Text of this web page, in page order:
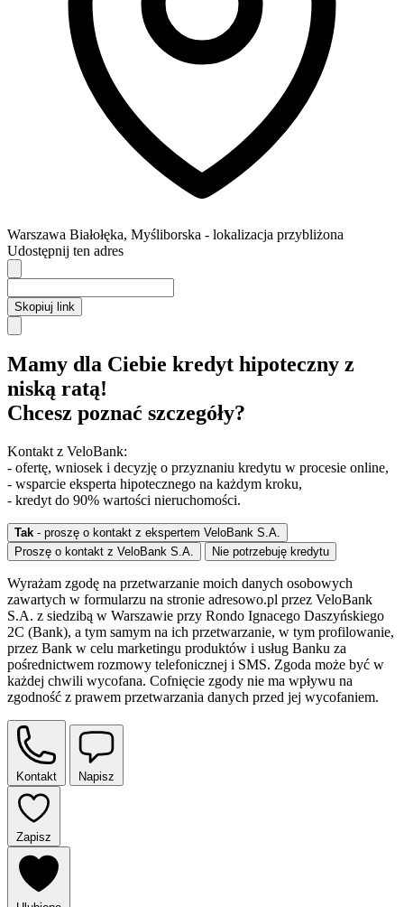
Warszawa Białołęka, Myśliborska - lokalizacja przybliżona
Udostępnij ten adres
Skopiuj link
Mamy dla Ciebie kredyt hipoteczny z
niską ratą!
Chcesz poznać szczegóły?
Kontakt z VeloBank:
- ofertę, wniosek i decyzję o przyznaniu kredytu w procesie online,
- wsparcie eksperta hipotecznego na każdym kroku,
- kredyt do 90% wartości nieruchomości.
Tak - proszę o kontakt z ekspertem VeloBank S.A.
Proszę o kontakt z VeloBank S.A.
Nie potrzebuję kredytu
Wyrażam zgodę na przetwarzanie moich danych osobowych
zawartych w formularzu na stronie adresowo.pl przez VeloBank
S.A. z siedzibą w Warszawie przy Rondo Ignacego Daszyńskiego
2C (Bank), a tym samym na ich przetwarzanie, w tym profilowanie,
przez Bank w celu marketingu produktów i usług Banku za
pośrednictwem rozmowy telefonicznej i SMS. Zgoda może być w
każdej chwili wycofana. Cofnięcie zgody nie ma wpływu na
zgodność z prawem przetwarzania danych przed jej wycofaniem.
Kontakt Napisz
Zapisz